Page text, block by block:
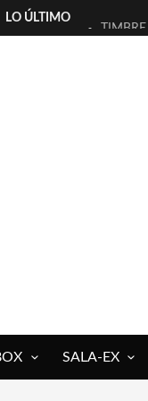
LO ÚLTIMO
JOFRE
SALA-EX